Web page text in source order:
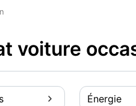
voiture
Énergie